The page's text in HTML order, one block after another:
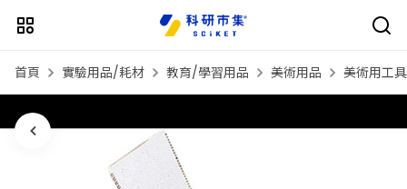
首頁 實驗用品/耗材 教育/學習用品 美術用品 美術用工具